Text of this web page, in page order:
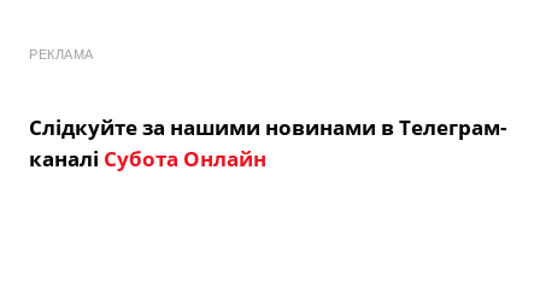
РЕКЛАМА
Слідкуйте за нашими новинами в Телеграм-
каналі Субота Онлайн